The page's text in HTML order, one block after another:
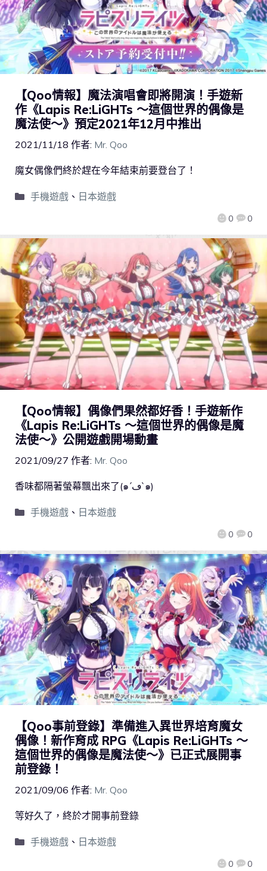
【Qoo情報】魔法演唱會即將開演！手遊新
作《Lapis Re:LiGHTs ～這個世界的偶像是
魔法使～》預定2021年12月中推出
2021/11/18 作者: Mr. Qoo
0 0
魔女偶像們終於趕在今年結束前要登台了！
手機遊戲、 日本遊戲
【Qoo情報】偶像們果然都好香！手遊新作
《Lapis Re:LiGHTs ～這個世界的偶像是魔
法使～》公開遊戲開場動畫
2021/09/27 作者: Mr. Qoo
0 0
香味都隔著螢幕飄出來了(๑´ڡ`๑)
手機遊戲、 日本遊戲
【Qoo事前登錄】準備進入異世界培育魔女
偶像！新作育成 RPG《Lapis Re:LiGHTs ～
這個世界的偶像是魔法使～》已正式展開事
前登錄！
2021/09/06 作者: Mr. Qoo
0 0
等好久了，終於才開事前登錄
手機遊戲、 日本遊戲